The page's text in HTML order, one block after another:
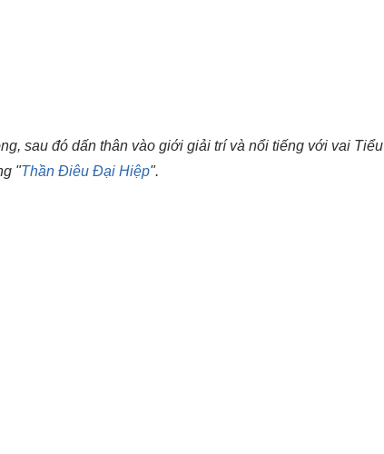
sau đó dấn thân vào giới giải trí và nổi tiếng với vai Tiểu
"Thần Điêu Đại Hiệp".